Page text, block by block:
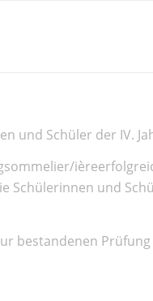
und Schüler der IV.
Schülerinnen und
bestandenen